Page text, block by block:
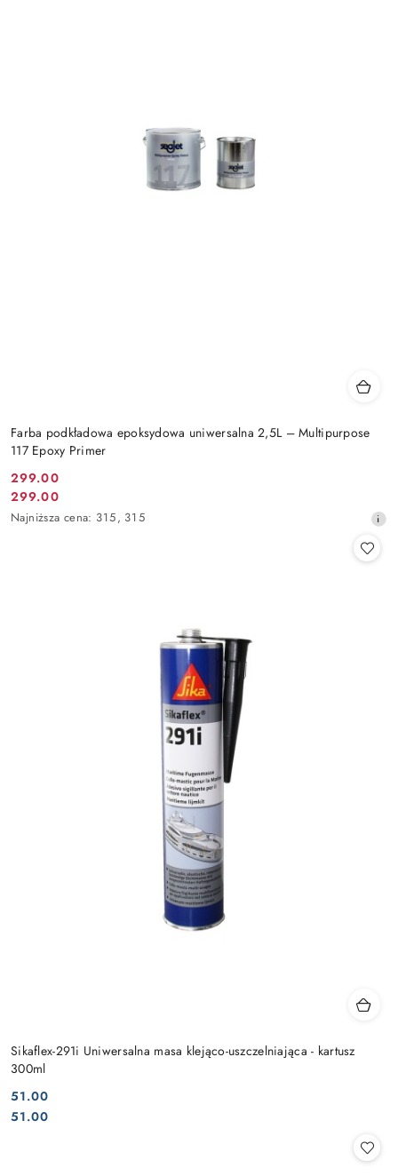
Farba podkładowa epoksydowa uniwersalna 2,5L – Multipurpose
117 Epoxy Primer
Cena
promocyjna:
299.00
Cena
promocyjna:
299.00
Najniższa
Najniższa cena: 315, 315
Sikaflex-291i Uniwersalna masa klejąco-uszczelniająca - kartusz
300ml
Cena:
51.00
Cena:
51.00